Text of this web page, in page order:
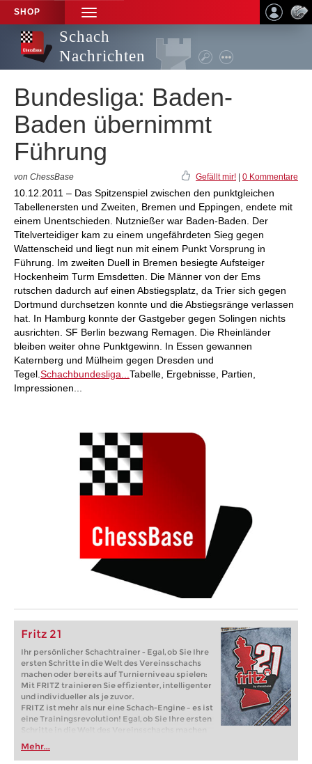
SHOP
TOGGLE
NAVIGATION
Schach
Nachrichten
Bundesliga: Baden-
Baden übernimmt
Führung
von ChessBase Gefällt mir! 0 Kommentare
10.12.2011 – Das Spitzenspiel zwischen den punktgleichen
Tabellenersten und Zweiten, Bremen und Eppingen, endete mit
einem Unentschieden. Nutznießer war Baden-Baden. Der
Titelverteidiger kam zu einem ungefährdeten Sieg gegen
Wattenscheid und liegt nun mit einem Punkt Vorsprung in
Führung. Im zweiten Duell in Bremen besiegte Aufsteiger
Hockenheim Turm Emsdetten. Die Männer von der Ems
rutschen dadurch auf einen Abstiegsplatz, da Trier sich gegen
Dortmund durchsetzen konnte und die Abstiegsränge verlassen
hat. In Hamburg konnte der Gastgeber gegen Solingen nichts
ausrichten. SF Berlin bezwang Remagen. Die Rheinländer
bleiben weiter ohne Punktgewinn. In Essen gewannen
Katernberg und Mülheim gegen Dresden und
Tegel. Schachbundesliga... Tabelle, Ergebnisse, Partien,
Impressionen...
Fritz 21
Ihr persönlicher Schachtrainer - Egal, ob Sie Ihre
ersten Schritte in die Welt des Vereinsschachs
machen oder bereits auf Turnierniveau spielen:
Mit FRITZ trainieren Sie effizienter, intelligenter
und individueller als je zuvor.
FRITZ ist mehr als nur eine Schach-Engine – es ist
eine Trainingsrevolution! Egal, ob Sie Ihre ersten
Schritte in die Welt des Vereinsschachs machen
oder bereits auf Turnierniveau spielen: Mit
FRITZ trainieren Sie effizienter, intelligenter und
Mehr...